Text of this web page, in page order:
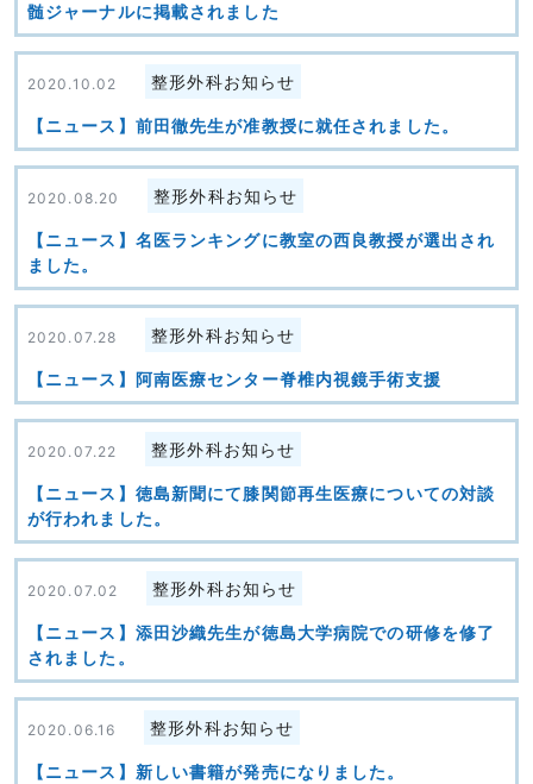
髄ジャーナルに掲載されました
2020.10.02 整形外科お知らせ
【ニュース】前田徹先生が准教授に就任されました。
2020.08.20 整形外科お知らせ
【ニュース】名医ランキングに教室の西良教授が選出され
ました。
2020.07.28 整形外科お知らせ
【ニュース】阿南医療センター脊椎内視鏡手術支援
2020.07.22 整形外科お知らせ
【ニュース】徳島新聞にて膝関節再生医療についての対談
が行われました。
2020.07.02 整形外科お知らせ
【ニュース】添田沙織先生が徳島大学病院での研修を修了
されました。
2020.06.16 整形外科お知らせ
【ニュース】新しい書籍が発売になりました。